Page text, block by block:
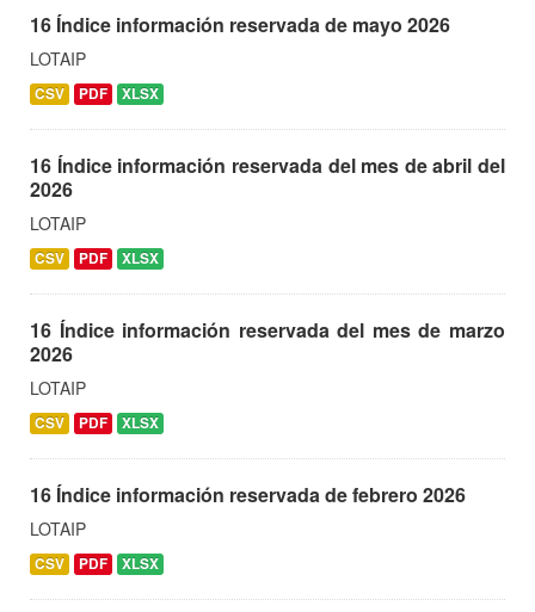
16 Índice información reservada de mayo 2026
LOTAIP
CSV PDF XLSX
16 Índice información reservada del mes de abril del
2026
LOTAIP
CSV PDF XLSX
16 Índice información reservada del mes de marzo
2026
LOTAIP
CSV PDF XLSX
16 Índice información reservada de febrero 2026
LOTAIP
CSV PDF XLSX